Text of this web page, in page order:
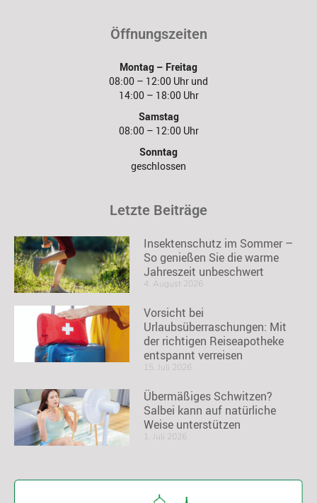
Öffnungszeiten
Montag – Freitag
08:00 – 12:00 Uhr und
14:00 – 18:00 Uhr
Samstag
08:00 – 12:00 Uhr
Sonntag
geschlossen
Letzte Beiträge
Insektenschutz im Sommer –
So genießen Sie die warme
Jahreszeit unbeschwert
4. August 2026
Vorsicht bei
Urlaubsüberraschungen: Mit
der richtigen Reiseapotheke
entspannt verreisen
15. Juli 2026
Übermäßiges Schwitzen?
Salbei kann auf natürliche
Weise unterstützen
1. Juli 2026